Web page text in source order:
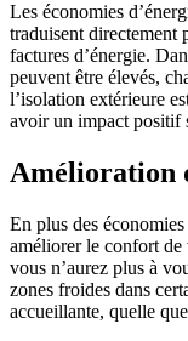
Les économies
traduisent directement
factures d’énergie.
peuvent être élevés,
l’isolation extérieure
avoir un impact positif
Amélioration
En plus des
améliorer le confort de
vous n’aurez plus à
zones froides dans
accueillante, quelle